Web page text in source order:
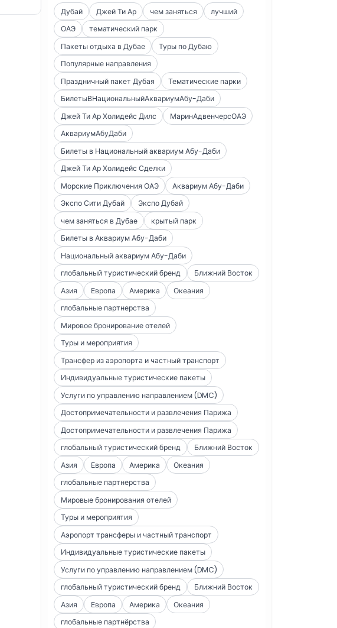
Дубай Джей Ти Ар чем заняться
лучший
ОАЭ
тематический парк
Пакеты отдыха в Дубае
Туры по Дубаю
Популярные направления
Праздничный пакет Дубая
Тематические парки
БилетыВНациональныйАквариумАбу-Даби
Джей Ти Ар Холидейс Дилс
МаринАдвенчерсОАЭ
АквариумАбуДаби
Билеты в Национальный аквариум Абу-Даби
Джей Ти Ар Холидейс Сделки
Морские Приключения ОАЭ
Аквариум Абу-Даби
Экспо Сити Дубай
Экспо Дубай
чем заняться в Дубае
крытый парк
Билеты в Аквариум Абу-Даби
Национальный аквариум Абу-Даби
глобальный туристический бренд
Ближний Восток
Азия
Европа Америка
Океания
глобальные партнерства
Мировое бронирование отелей
Туры и мероприятия
Трансфер из аэропорта и частный транспорт
Индивидуальные туристические пакеты
Услуги по управлению направлением (DMC)
Достопримечательности и развлечения Парижа
Достопримечательности и развлечения Парижа
глобальный туристический бренд
Ближний Восток
Азия
Европа Америка
Океания
глобальные партнерства
Мировые бронирования отелей
Туры и мероприятия
Аэропорт трансферы и частный транспорт
Индивидуальные туристические пакеты
Услуги по управлению направлением (DMC)
глобальный туристический бренд
Ближний Восток
Азия
Европа Америка
Океания
глобальные партнёрства